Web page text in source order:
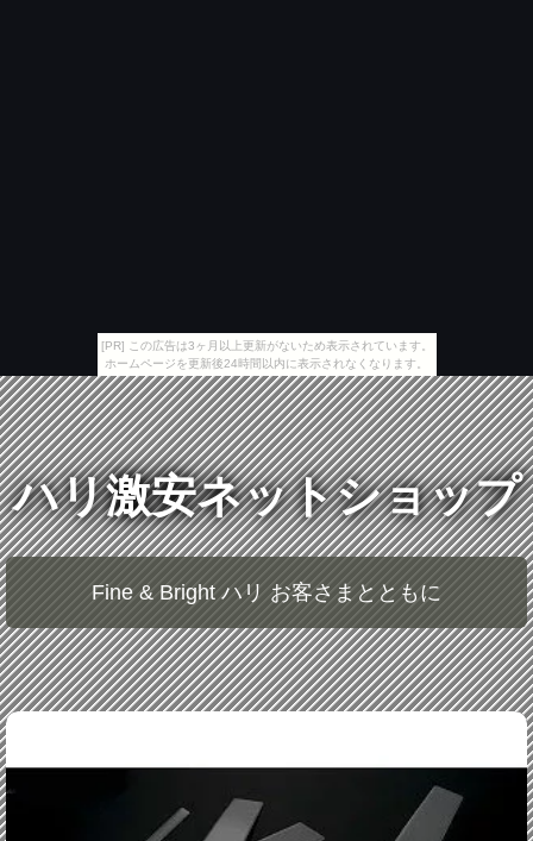
[PR] この広告は3ヶ月以上更新がないため表示されています。
ホームページを更新後24時間以内に表示されなくなります。
ハリ激安ネットショップ
Fine & Bright ハリ お客さまとともに